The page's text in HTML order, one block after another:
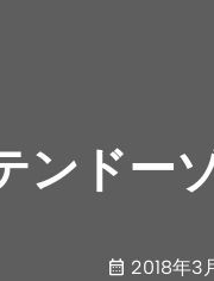
ンドー
2018年3